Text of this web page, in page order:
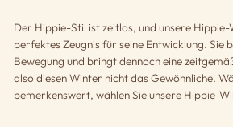
Der Hippie-Stil ist zeitlos, und unsere
perfektes Zeugnis für seine Entwicklung. Sie
Bewegung und bringt dennoch eine
also diesen Winter nicht das Gewöhnliche.
bemerkenswert, wählen Sie unsere Hippie-